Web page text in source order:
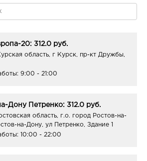
20: 312.0 руб.
область, г Курск, пр-кт Дружбы,
9:00 - 21:00
Дону Петренко: 312.0 руб.
область, г.о. город Ростов-на-
на-Дону, ул Петренко, Здание 1
10:00 - 22:00